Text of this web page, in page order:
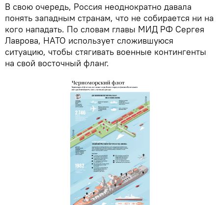
В свою очередь, Россия неоднократно давала
понять западным странам, что не собирается ни на
кого нападать. По словам главы МИД РФ Сергея
Лаврова, НАТО использует сложившуюся
ситуацию, чтобы стягивать военные контингенты
на свой восточный фланг.